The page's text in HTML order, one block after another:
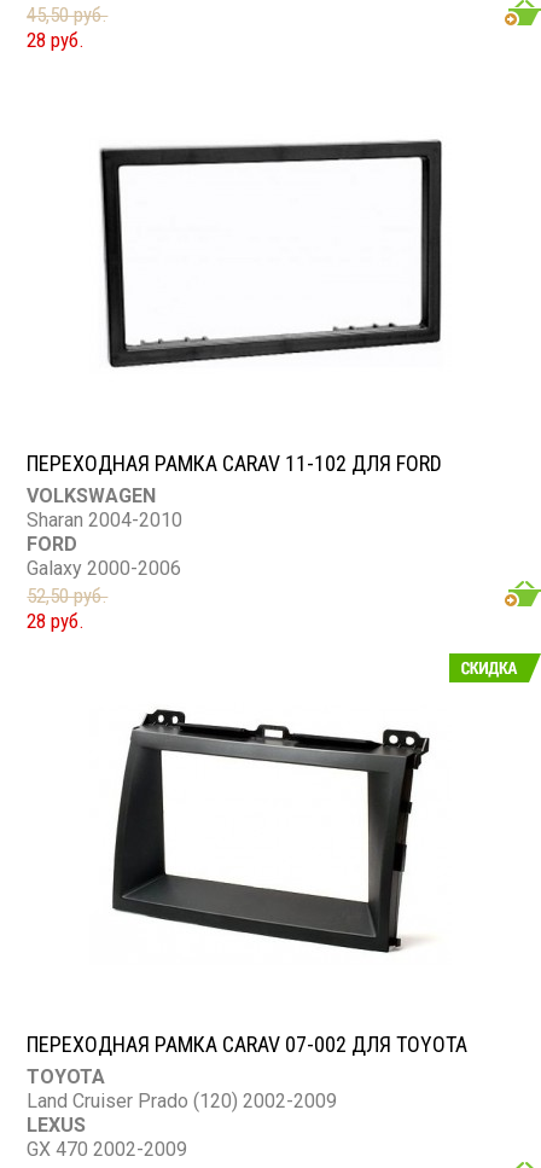
45,50 руб.
28 руб.
ПЕРЕХОДНАЯ РАМКА CARAV 11-102 ДЛЯ FORD
VOLKSWAGEN
Sharan 2004-2010
FORD
Galaxy 2000-2006
52,50 руб.
28 руб.
ПЕРЕХОДНАЯ РАМКА CARAV 07-002 ДЛЯ TOYOTA
TOYOTA
Land Cruiser Prado (120) 2002-2009
LEXUS
GX 470 2002-2009